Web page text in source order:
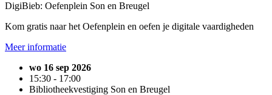
DigiBieb: Oefenplein Son en Breugel
Kom gratis naar het Oefenplein en oefen je digitale vaardigheden
Meer informatie
wo 16 sep 2026
15:30 - 17:00
Bibliotheekvestiging Son en Breugel